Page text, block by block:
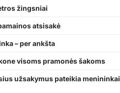
žingsniai
atsisakė
– per ankšta
visoms pramonės šakoms
užsakymus pateikia menininkai